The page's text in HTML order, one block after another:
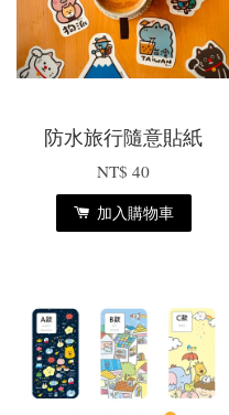
防水旅行隨意貼紙
NT$ 40
加入購物車